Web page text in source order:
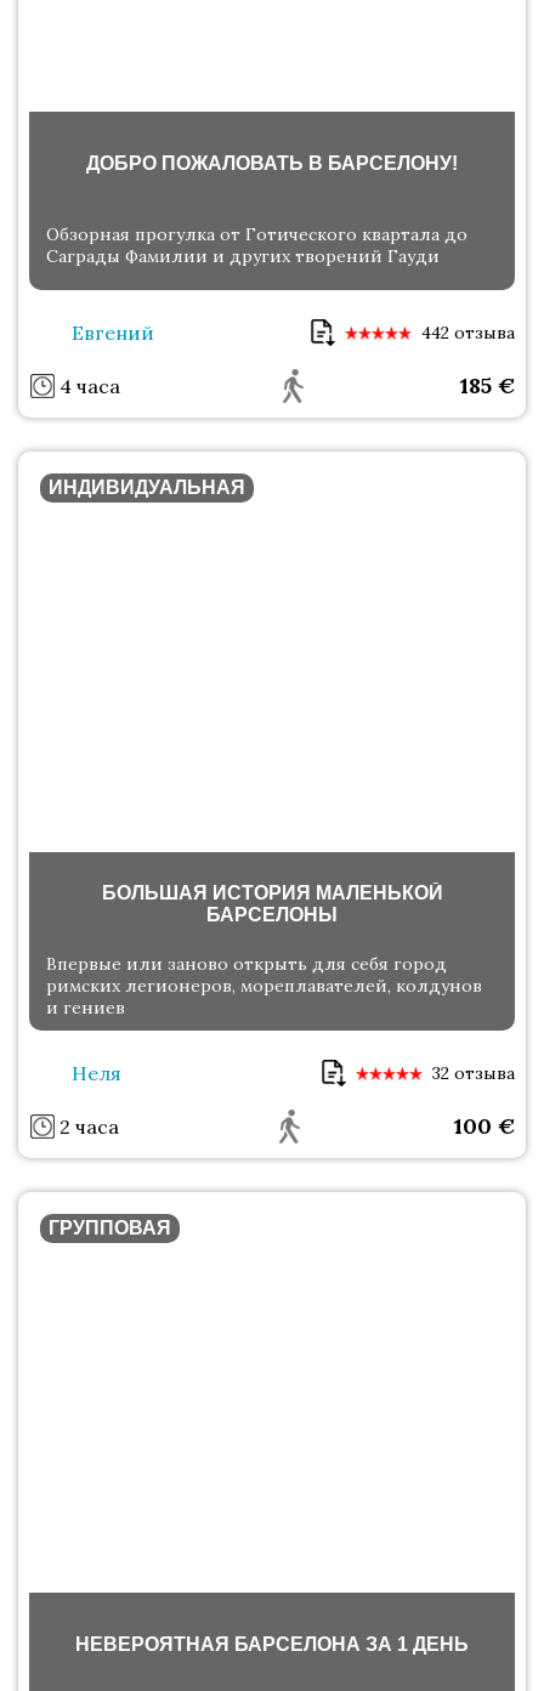
ДОБРО ПОЖАЛОВАТЬ В БАРСЕЛОНУ!
Обзорная прогулка от Готического квартала до
Саграды Фамилии и других творений Гауди
Евгений 442 отзыва
4 часа 185 €
ИНДИВИДУАЛЬНАЯ
БОЛЬШАЯ ИСТОРИЯ МАЛЕНЬКОЙ
БАРСЕЛОНЫ
Впервые или заново открыть для себя город
римских легионеров, мореплавателей, колдунов
и гениев
Неля 32 отзыва
2 часа 100 €
ГРУППОВАЯ
НЕВЕРОЯТНАЯ БАРСЕЛОНА ЗА 1 ДЕНЬ